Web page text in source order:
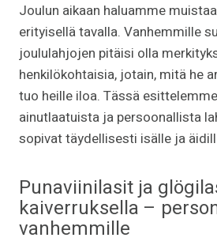
Joulun aikaan haluamme
erityisellä tavalla. Vanhemmille
joululahjojen pitäisi olla
henkilökohtaisia, jotain, mitä he
tuo heille iloa. Tässä
ainutlaatuista ja persoonallista
sopivat täydellisesti isälle ja
Punaviinilasit ja
kaiverruksella –
vanhemmille